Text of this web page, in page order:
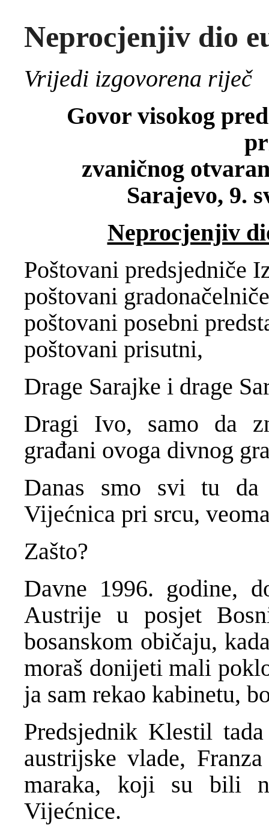
Neprocjenjiv dio
Vrijedi izgovorena riječ
Govor visokog
zvaničnog
Sarajevo, 9.
Neprocjenjiv
Poštovani predsjedniče
poštovani
poštovani posebni
poštovani prisutni,
Drage Sarajke i drage
Dragi Ivo, samo da
građani ovoga divnog
Danas smo svi tu da
Vijećnica pri srcu,
Zašto?
Davne 1996. godine,
Austrije u posjet
bosanskom običaju,
moraš donijeti mali
ja sam rekao kabinetu,
Predsjednik Klestil
austrijske vlade,
maraka, koji su bili
Vijećnice.